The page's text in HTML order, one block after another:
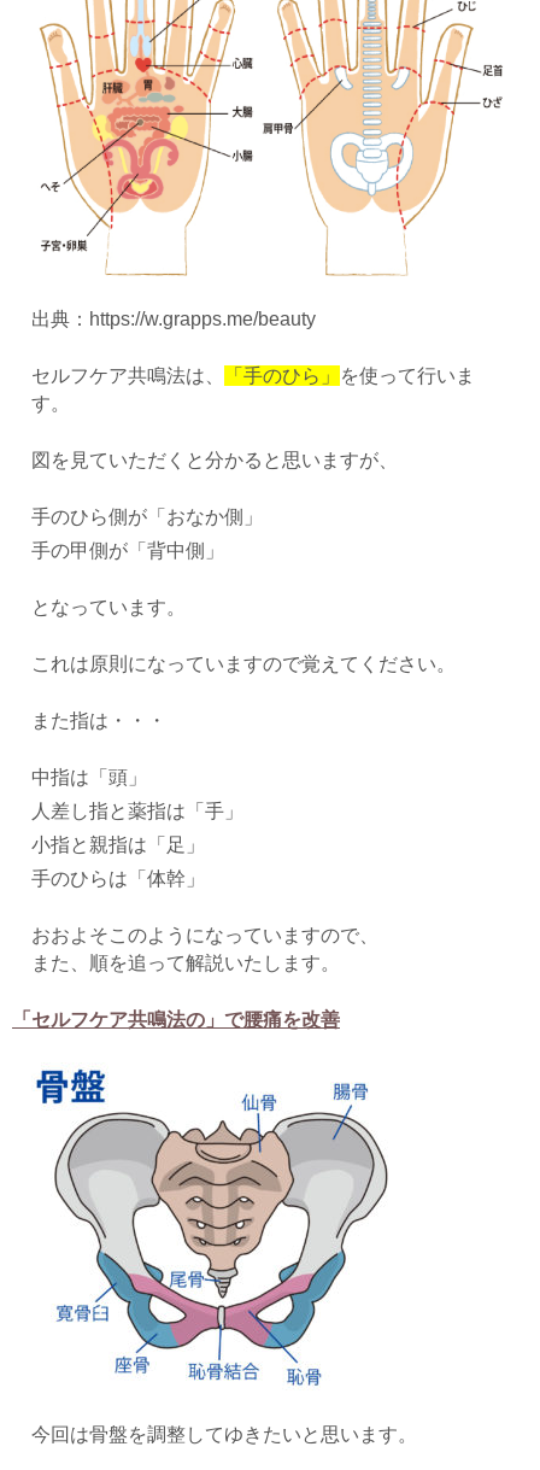
出典：https://w.grapps.me/beauty
セルフケア共鳴法は、 「手のひら」
を使って行いま
す。
図を見ていただくと分かると思いますが、
手のひら側が「おなか側」
手の甲側が「背中側」
となっています。
これは原則になっていますので覚えてください。
また指は・・・
中指は「頭」
人差し指と薬指は「手」
小指と親指は「足」
手のひらは「体幹」
おおよそこのようになっていますので、
また、順を追って解説いたします。
「セルフケア共鳴法の」で腰痛を改善
今回は骨盤を調整してゆきたいと思います。